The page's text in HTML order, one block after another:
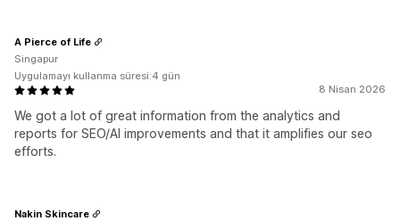
8 Nisan 2026
We got a lot of great information from the analytics and
reports for SEO/AI improvements and that it amplifies our seo
efforts.
A Pierce of Life
Singapur
Uygulamayı kullanma süresi:4 gün
Nakin Skincare